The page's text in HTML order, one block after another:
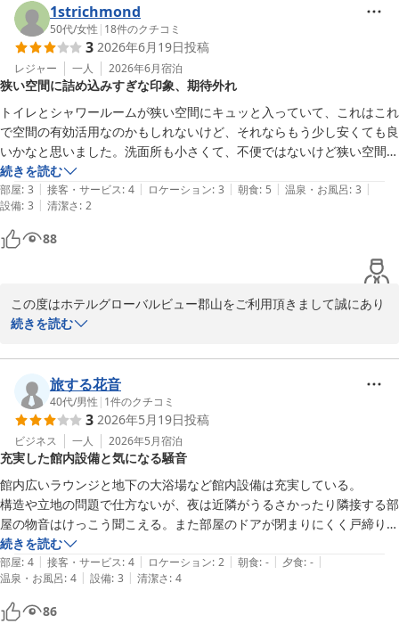
グリーンカレーやクリームボックスなど、つい手が伸びてしまうよ
うな朝食を目指しておりますので、楽しんで頂けたご様子、何より
でございます。
「また利用したい」とのお言葉を励みに、これからも快適なご滞在
をご提供できるよう努めて参ります。
またのご利用を一同心よりお待ち申し上げております。
フロント　小久保
ホテルグローバルビュー郡山
2026-05-17
1strichmond
50代/女性 | 18件のクチコミ
3 2026年6月19日投稿
レジャー 一人 2026年6月宿泊
狭い空間に詰め込みすぎな印象、期待外れ
トイレとシャワールームが狭い空間にキュッと入っていて、これはこれ
で空間の有効活用なのかもしれないけど、それならもう少し安くても良
いかなと思いました。洗面所も小さくて、不便ではないけど狭い空間に
詰め込み過ぎな印象でした。
それに床の上でスーツケースを開けようとしたら、床にゴミが落ちてい
ました。
前日に泊まったところより高かったので期待していましたが、期待しす
ぎたかもしれません。
続きを読む
部屋: 3 | 接客・サービス: 4 | ロケーション: 3 | 朝食: 5 | 温泉・お風呂: 3 |
設備: 3 | 清潔さ: 2
88
この度はホテルグローバルビュー郡山をご利用頂きまして誠にあり
がとうございます。
きありがとうございます。
当館は限られた空間の中での機能性を重視した設計をしております
が、
ご期待に沿えますご滞在とならなかったご様子を拝見いたしまし
た。
また、客室清掃につきましても、ご不快な思いをお掛けする結果と
なりました事を重く受け止めております。
頂いたお声は清掃スタッフとも共有し、より快適にお過ごしいただ
ける環境づくりに努めてまいります。
この度はお忙しい中、貴重なご意見をご投稿頂きありがとうござい
ました。
フロント　小久保
ホテルグローバルビュー郡山
続きを読む
旅する花音
40代/男性 | 1件のクチコミ
3 2026年5月19日投稿
ビジネス 一人 2026年5月宿泊
充実した館内設備と気になる騒音
館内広いラウンジと地下の大浴場など館内設備は充実している。
構造や立地の問題で仕方ないが、夜は近隣がうるさかったり隣接する部
屋の物音はけっこう聞こえる。また部屋のドアが閉まりにくく戸締りの
確認は必要だった。
続きを読む
部屋: 4 | 接客・サービス: 4 | ロケーション: 2 | 朝食: - | 夕食: - |
温泉・お風呂: 4 | 設備: 3 | 清潔さ: 4
86